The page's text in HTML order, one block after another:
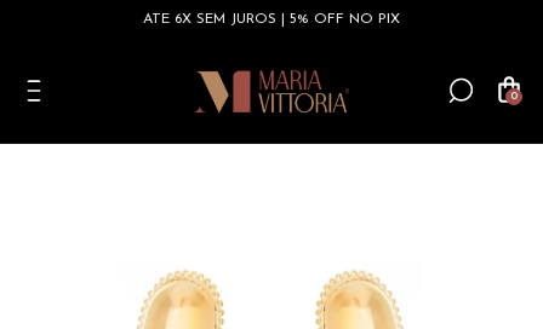
ATÉ 6X SEM JUROS | 5% OFF NO PIX
0